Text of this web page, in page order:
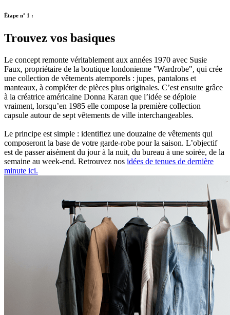
Étape n° 1 :
Trouvez vos basiques
Le concept remonte véritablement aux années 1970 avec Susie
Faux, propriétaire de la boutique londonienne "Wardrobe", qui crée
une collection de vêtements atemporels : jupes, pantalons et
manteaux, à compléter de pièces plus originales. C’est ensuite grâce
à la créatrice américaine Donna Karan que l’idée se déploie
vraiment, lorsqu’en 1985 elle compose la première collection
capsule autour de sept vêtements de ville interchangeables.
Le principe est simple : identifiez une douzaine de vêtements qui
composeront la base de votre garde-robe pour la saison. L’objectif
est de passer aisément du jour à la nuit, du bureau à une soirée, de la
semaine au week-end. Retrouvez nos idées de tenues de dernière
minute ici.